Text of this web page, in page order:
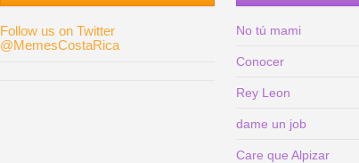
Follow us on Twitter
@MemesCostaRica
No tú mami
Conocer
Rey Leon
dame un job
Care que Alpizar